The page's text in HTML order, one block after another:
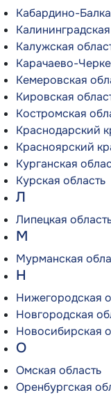
Кабардино-
Калужская
Карачаево-
Кемеровская
Кировская
Костромская
Краснодарский
Красноярский
Курганская
Курская область
Л
Липецкая
М
Мурманская
Н
Нижегородская
Новгородская
Новосибирская
О
Омская область
Оренбургская